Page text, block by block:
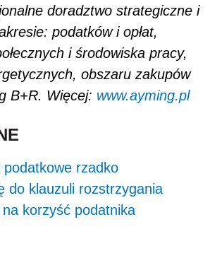
doradztwo strategiczne i
podatków i opłat,
i środowiska pracy,
obszaru zakupów
B+R. Więcej: www.ayming.pl